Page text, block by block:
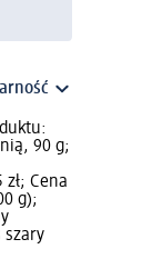
90 g;
Cena
g);
szary